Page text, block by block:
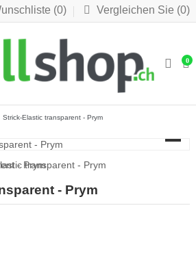
(0) Vergleichen Sie (0)
0
Strick-Elastic transparent - Prym
- Prym